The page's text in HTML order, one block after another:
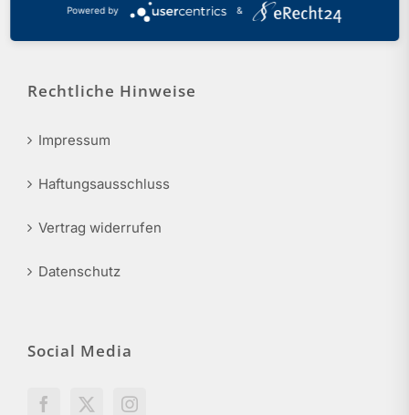
info@phv-nrw.de
Rechtliche Hinweise
Impressum
Haftungsausschluss
Vertrag widerrufen
Datenschutz
Social Media
Powered by &